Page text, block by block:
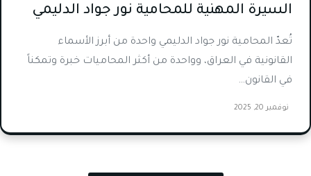
السيرة المهنية للمحامية نور جواد الدليمي
تُعدّ المحامية نور جواد الدليمي واحدة من أبرز الأسماء
القانونية في العراق، وواحدة من أكثر المحاميات خبرة وتمكناً
في القانون…
نوفمبر 20, 2025